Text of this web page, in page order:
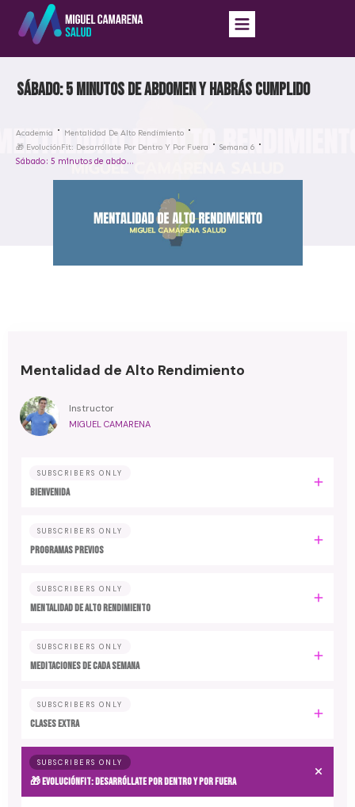
Sábado: 5 minutos de abdomen y habrás cumplido
Academia
Mentalidad De Alto Rendimiento
🎁 EvoluciónFit: Desarróllate Por Dentro Y Por Fuera
Semana 6
Sábado: 5 minutos de abdomen y habrás cumplido
Mentalidad de Alto Rendimiento
Instructor
MIGUEL CAMARENA
SUBSCRIBERS ONLY
BIENVENIDA
SUBSCRIBERS ONLY
PROGRAMAS PREVIOS
SUBSCRIBERS ONLY
MENTALIDAD DE ALTO RENDIMIENTO
SUBSCRIBERS ONLY
MEDITACIONES DE CADA SEMANA
SUBSCRIBERS ONLY
CLASES EXTRA
SUBSCRIBERS ONLY
🎁 EvoluciónFit: desarróllate por dentro y por fuera